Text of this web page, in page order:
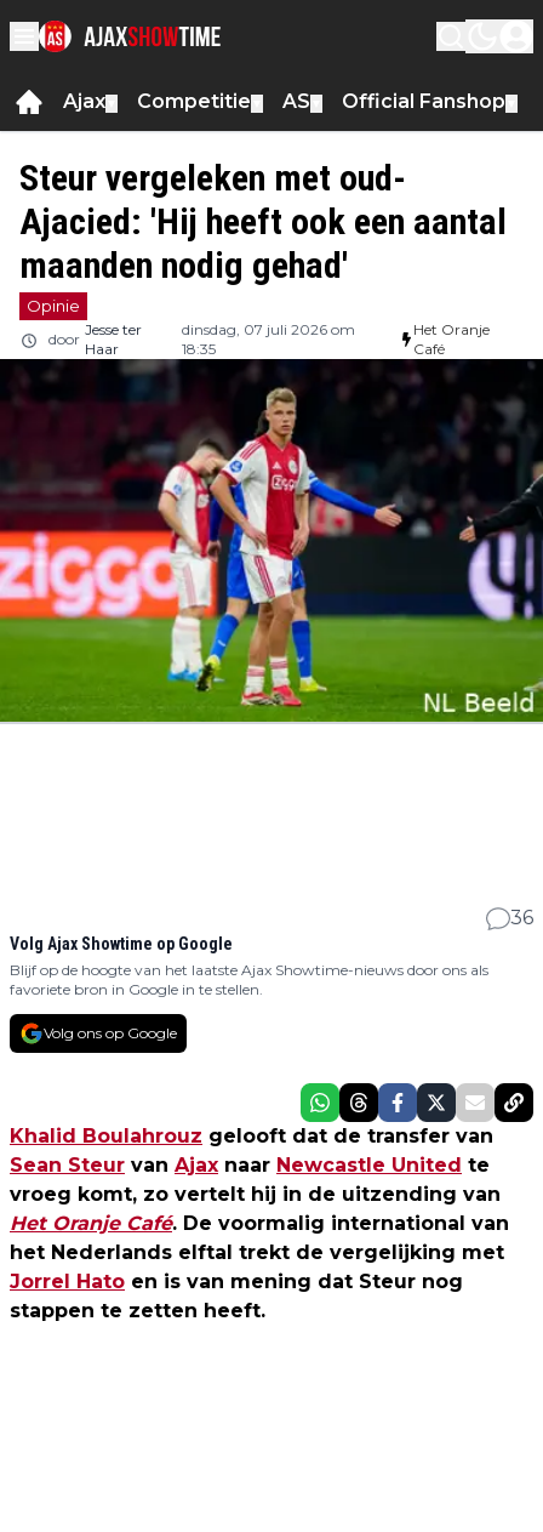
Ajax Competitie AS Official Fanshop
Steur vergeleken met oud-
Ajacied: 'Hij heeft ook een aantal
maanden nodig gehad'
Opinie
door
Jesse ter
Haar
dinsdag, 07 juli 2026 om
18:35
Het Oranje
Café
36
Volg Ajax Showtime op Google
Blijf op de hoogte van het laatste Ajax Showtime-nieuws door ons als
favoriete bron in Google in te stellen.
Volg ons op Google
Khalid Boulahrouz gelooft dat de transfer van
Sean Steur van Ajax naar Newcastle United te
vroeg komt, zo vertelt hij in de uitzending van
Het Oranje Café. De voormalig international van
het Nederlands elftal trekt de vergelijking met
Jorrel Hato en is van mening dat Steur nog
stappen te zetten heeft.